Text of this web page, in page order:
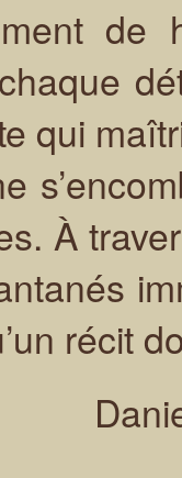
qui
À
récit